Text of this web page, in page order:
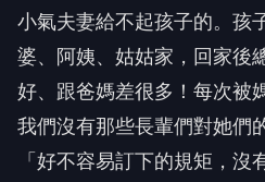
小氣夫妻給不起孩子的。孩
婆、阿姨、姑姑家，回家後
好、跟爸媽差很多！每次被
我們沒有那些長輩們對她們
「好不容易訂下的規矩，